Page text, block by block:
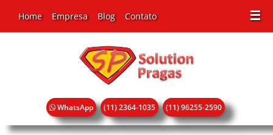
☰
Home Empresa Blog Contato
WhatsApp (11) 2364-1035 (11) 96255-2590